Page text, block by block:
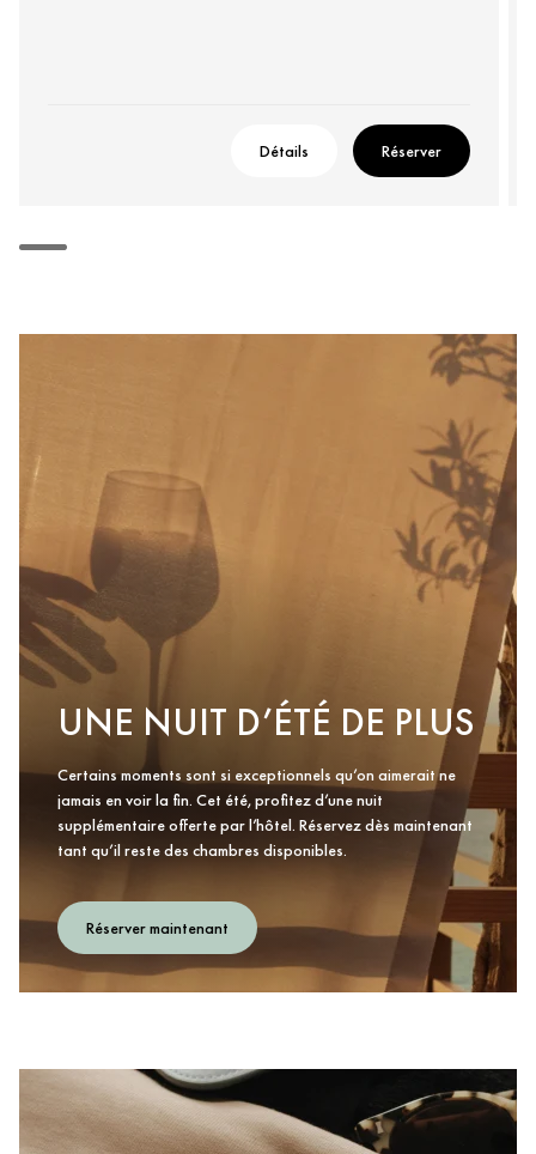
Détails Réserver
UNE NUIT D’ÉTÉ DE PLUS
Certains moments sont si exceptionnels qu’on aimerait ne
jamais en voir la fin. Cet été, profitez d’une nuit
supplémentaire offerte par l’hôtel. Réservez dès maintenant
tant qu’il reste des chambres disponibles.
Réserver maintenant